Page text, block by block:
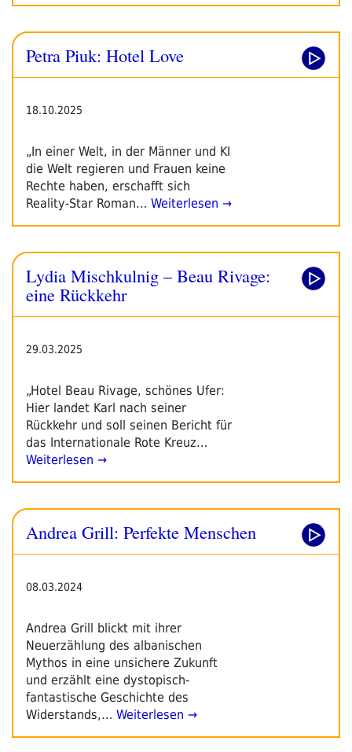
Petra Piuk: Hotel Love
18.10.2025
„In einer Welt, in der Männer und KI
die Welt regieren und Frauen keine
Rechte haben, erschafft sich
Reality-Star Roman… Weiterlesen →
Lydia Mischkulnig – Beau Rivage:
eine Rückkehr
29.03.2025
„Hotel Beau Rivage, schönes Ufer:
Hier landet Karl nach seiner
Rückkehr und soll seinen Bericht für
das Internationale Rote Kreuz…
Weiterlesen →
Andrea Grill: Perfekte Menschen
08.03.2024
Andrea Grill blickt mit ihrer
Neuerzählung des albanischen
Mythos in eine unsichere Zukunft
und erzählt eine dystopisch-
fantastische Geschichte des
Widerstands,… Weiterlesen →